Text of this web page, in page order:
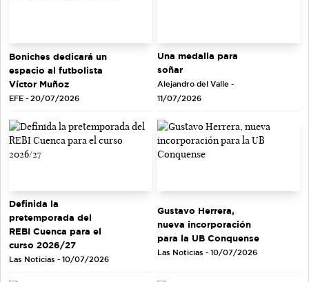
Boniches dedicará un
espacio al futbolista
Víctor Muñoz
EFE - 20/07/2026
Una medalla para
soñar
Alejandro del Valle -
11/07/2026
Definida la
pretemporada del
REBI Cuenca para el
curso 2026/27
Las Noticias - 10/07/2026
Gustavo Herrera,
nueva incorporación
para la UB Conquense
Las Noticias - 10/07/2026